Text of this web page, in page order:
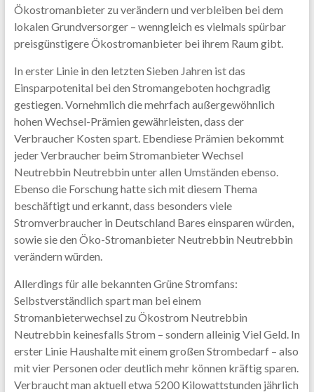
Ökostromanbieter zu verändern und verbleiben bei dem
lokalen Grundversorger – wenngleich es vielmals spürbar
preisgünstigere Ökostromanbieter bei ihrem Raum gibt.
In erster Linie in den letzten Sieben Jahren ist das
Einsparpotenital bei den Stromangeboten hochgradig
gestiegen. Vornehmlich die mehrfach außergewöhnlich
hohen Wechsel-Prämien gewährleisten, dass der
Verbraucher Kosten spart. Ebendiese Prämien bekommt
jeder Verbraucher beim Stromanbieter Wechsel
Neutrebbin Neutrebbin unter allen Umständen ebenso.
Ebenso die Forschung hatte sich mit diesem Thema
beschäftigt und erkannt, dass besonders viele
Stromverbraucher in Deutschland Bares einsparen würden,
sowie sie den Öko-Stromanbieter Neutrebbin Neutrebbin
verändern würden.
Allerdings für alle bekannten Grüne Stromfans:
Selbstverständlich spart man bei einem
Stromanbieterwechsel zu Ökostrom Neutrebbin
Neutrebbin keinesfalls Strom – sondern alleinig Viel Geld. In
erster Linie Haushalte mit einem großen Strombedarf – also
mit vier Personen oder deutlich mehr können kräftig sparen.
Verbraucht man aktuell etwa 5200 Kilowattstunden jährlich